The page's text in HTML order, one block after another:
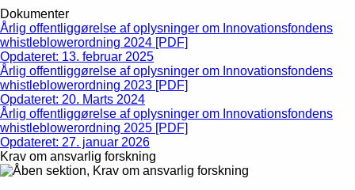
Dokumenter
Årlig offentliggørelse af oplysninger om Innovationsfondens
whistleblowerordning 2024 [PDF]
Opdateret: 13. februar 2025
Årlig offentliggørelse af oplysninger om Innovationsfondens
whistleblowerordning 2023 [PDF]
Opdateret: 20. Marts 2024
Årlig offentliggørelse af oplysninger om Innovationsfondens
whistleblowerordning 2025 [PDF]
Opdateret: 27. januar 2026
Krav om ansvarlig forskning